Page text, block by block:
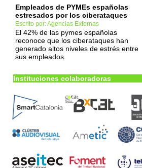
Empleados de PYMEs españolas
estresados por los ciberataques
Escrito por: Agencias Externas
El 42% de las pymes españolas
reconoce que los ciberataques han
generado altos niveles de estrés entre
sus empleados.
Instituciones colaboradoras